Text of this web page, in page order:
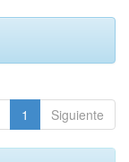
1 Siguiente